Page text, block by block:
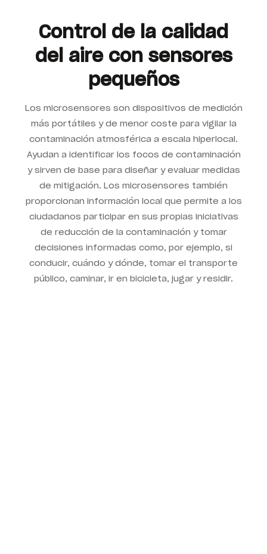
Control de la calidad
del aire con sensores
pequeños
Los microsensores son dispositivos de medición
más portátiles y de menor coste para vigilar la
contaminación atmosférica a escala hiperlocal.
Ayudan a identificar los focos de contaminación
y sirven de base para diseñar y evaluar medidas
de mitigación. Los microsensores también
proporcionan información local que permite a los
ciudadanos participar en sus propias iniciativas
de reducción de la contaminación y tomar
decisiones informadas como, por ejemplo, si
conducir, cuándo y dónde, tomar el transporte
público, caminar, ir en bicicleta, jugar y residir.